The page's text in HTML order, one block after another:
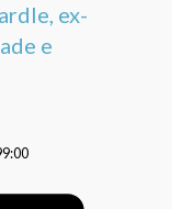
ex-
e
9:00